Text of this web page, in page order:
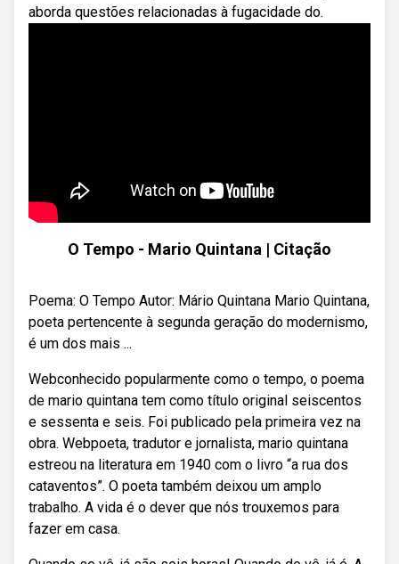
aborda questões relacionadas à fugacidade do.
O Tempo - Mario Quintana | Citação
Poema: O Tempo Autor: Mário Quintana Mario Quintana,
poeta pertencente à segunda geração do modernismo,
é um dos mais ...
Webconhecido popularmente como o tempo, o poema
de mario quintana tem como título original seiscentos
e sessenta e seis. Foi publicado pela primeira vez na
obra. Webpoeta, tradutor e jornalista, mario quintana
estreou na literatura em 1940 com o livro “a rua dos
cataventos”. O poeta também deixou um amplo
trabalho. A vida é o dever que nós trouxemos para
fazer em casa.